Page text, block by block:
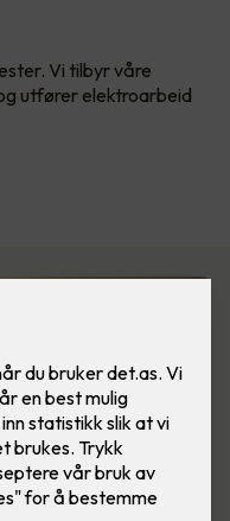
Vi tilbyr våre
utfører elektroarbeid